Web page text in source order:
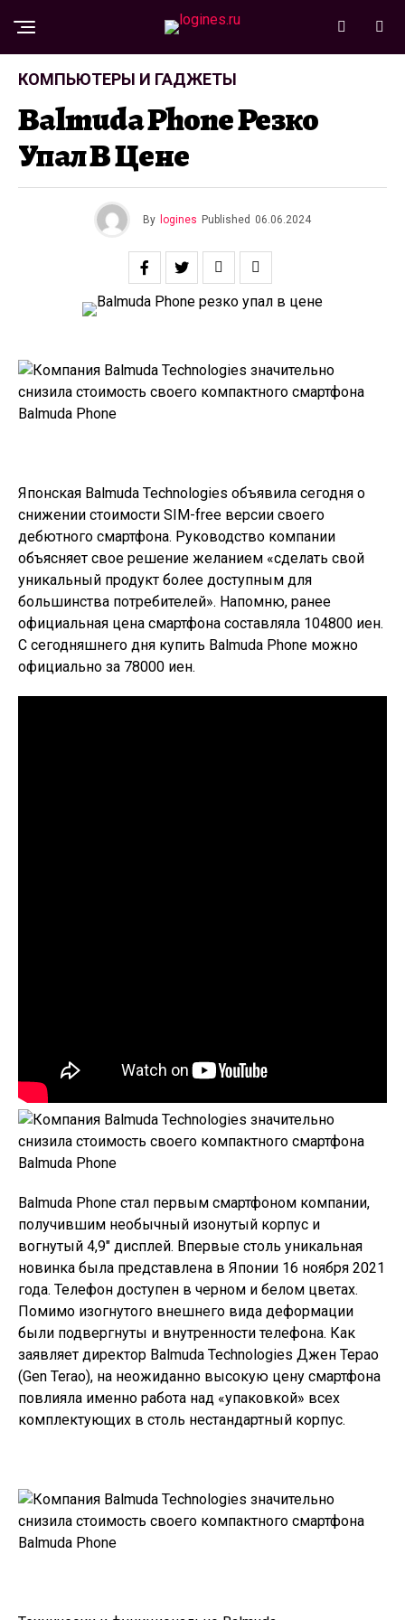
КОМПЬЮТЕРЫ И ГАДЖЕТЫ
Balmuda Phone Резко
Упал В Цене
By logines Published 06.06.2024
Японская Balmuda Technologies объявила сегодня о
снижении стоимости SIM-free версии своего
дебютного смартфона. Руководство компании
объясняет свое решение желанием «сделать свой
уникальный продукт более доступным для
большинства потребителей». Напомню, ранее
официальная цена смартфона составляла 104800 иен.
С сегодняшнего дня купить Balmuda Phone можно
официально за 78000 иен.
Balmuda Phone стал первым смартфоном компании,
получившим необычный изонутый корпус и
вогнутый 4,9″ дисплей. Впервые столь уникальная
новинка была представлена в Японии 16 ноября 2021
года. Телефон доступен в черном и белом цветах.
Помимо изогнутого внешнего вида деформации
были подвергнуты и внутренности телефона. Как
заявляет директор Balmuda Technologies Джен Терао
(Gen Terao), на неожиданно высокую цену смартфона
повлияла именно работа над «упаковкой» всех
комплектующих в столь нестандартный корпус.